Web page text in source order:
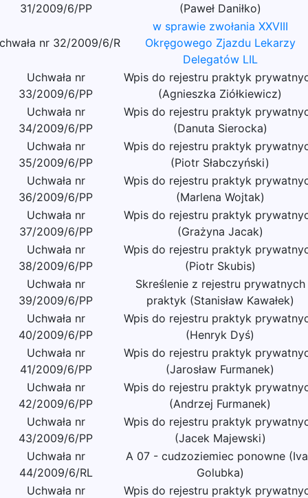
31/2009/6/PP
(Paweł Daniłko)
nr 32/2009/6/R
w sprawie zwołania XXVIII
Okręgowego Zjazdu Lekarzy
Delegatów LIL
Uchwała nr
33/2009/6/PP
Wpis do rejestru praktyk
(Agnieszka Ziółkiewicz)
Uchwała nr
34/2009/6/PP
Wpis do rejestru praktyk
(Danuta Sierocka)
Uchwała nr
35/2009/6/PP
Wpis do rejestru praktyk
(Piotr Słabczyński)
Uchwała nr
36/2009/6/PP
Wpis do rejestru praktyk
(Marlena Wojtak)
Uchwała nr
37/2009/6/PP
Wpis do rejestru praktyk
(Grażyna Jacak)
Uchwała nr
38/2009/6/PP
Wpis do rejestru praktyk
(Piotr Skubis)
Uchwała nr
39/2009/6/PP
Skreślenie z rejestru prywatnych
praktyk (Stanisław Kawałek)
Uchwała nr
40/2009/6/PP
Wpis do rejestru praktyk
(Henryk Dyś)
Uchwała nr
41/2009/6/PP
Wpis do rejestru praktyk
(Jarosław Furmanek)
Uchwała nr
42/2009/6/PP
Wpis do rejestru praktyk
(Andrzej Furmanek)
Uchwała nr
43/2009/6/PP
Wpis do rejestru praktyk
(Jacek Majewski)
Uchwała nr
44/2009/6/RL
A 07 - cudzoziemiec ponowne
Golubka)
Uchwała nr
Wpis do rejestru praktyk